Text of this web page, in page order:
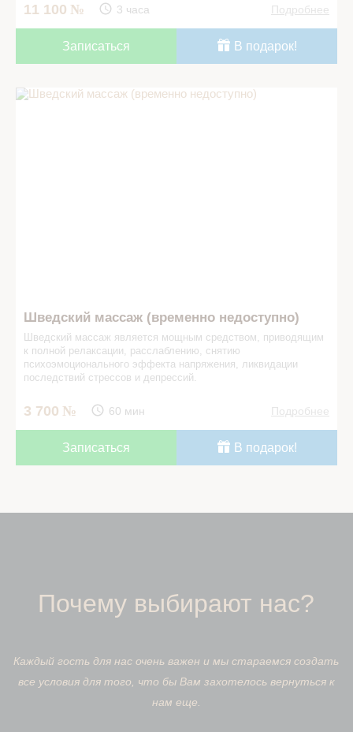
11 100 3 часа Подробнее
Записаться В подарок!
Шведский массаж (временно недоступно) в СПА салоне
Шведский массаж (временно недоступно)
Шведский массаж является мощным средством, приводящим
к полной релаксации, расслаблению, снятию
психоэмоционального эффекта напряжения, ликвидации
последствий стрессов и депрессий.
3 700 60 мин Подробнее
Записаться В подарок!
Почему выбирают нас?
Каждый гость для нас очень важен и мы стараемся создать
все условия для того, что бы Вам захотелось вернуться к
нам еще.